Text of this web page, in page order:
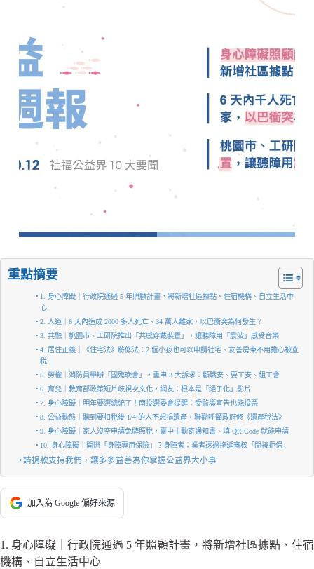
重點摘要
1. 身心障礙｜行政院通過 5 年照顧計畫，將新增社區據點、住宿機構、自立生活中
心
2. 人道｜6 天內造成 2000 多人死亡、34 萬人離家，以巴衝突為何發生？
3. 共融｜桃園市、工研院推出「共感穿戴裝置」，讓聽障用「震波」感受音樂
4. 居住正義｜《住宅法》將修法：2 個小孩也可以申請社宅、友善房東不用擔心被查
稅
5. 勞權｜消防員舉辦「國殤晚會」，重申 3 大訴求：顧職安、要工安、組工會
6. 育兒｜教育部政策短片歧視次文化，網友：根本是「絕子化」影片
7. 身心障礙｜明年要選總統了！南投選委會提醒：受監護宣告也能投票
8. 公益動態｜聽到要扣稅後 1/4 的人不想捐遺產，聯勸呼籲政府修《遺產稅法》
9. 身心障礙｜家人沒空申請免牌照稅，臺中主動寄通知書、填 QR Code 就能申請
10. 身心障礙｜開辦「身障專用保險」？身障者：業者透過拖延審核「間接拒保」
請捐款支持我們，讓多多益善為你掌握公益界大小事
加入為 Google 偏好來源
1. 身心障礙｜行政院通過 5 年照顧計畫，將新增社區據點、住宿
機構、自立生活中心